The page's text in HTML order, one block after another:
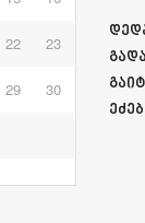
22 23
29 30